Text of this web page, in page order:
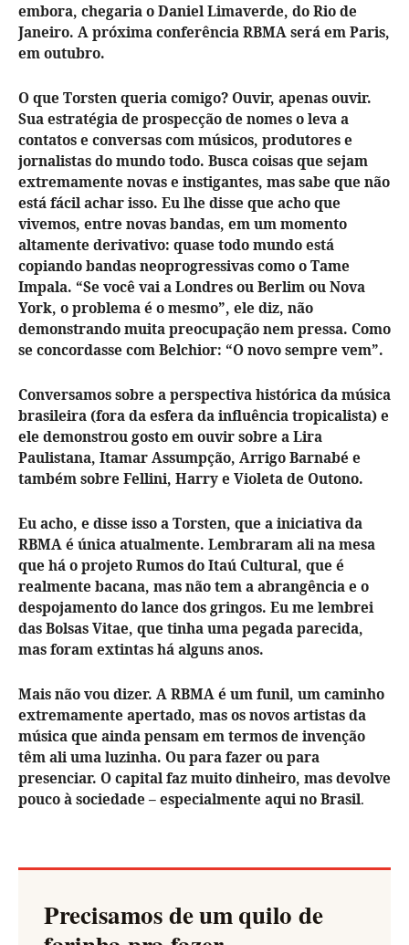
embora, chegaria o Daniel Limaverde, do Rio de
Janeiro. A próxima conferência RBMA será em Paris,
em outubro.
O que Torsten queria comigo? Ouvir, apenas ouvir.
Sua estratégia de prospecção de nomes o leva a
contatos e conversas com músicos, produtores e
jornalistas do mundo todo. Busca coisas que sejam
extremamente novas e instigantes, mas sabe que não
está fácil achar isso. Eu lhe disse que acho que
vivemos, entre novas bandas, em um momento
altamente derivativo: quase todo mundo está
copiando bandas neoprogressivas como o Tame
Impala. “Se você vai a Londres ou Berlim ou Nova
York, o problema é o mesmo”, ele diz, não
demonstrando muita preocupação nem pressa. Como
se concordasse com Belchior: “O novo sempre vem”.
Conversamos sobre a perspectiva histórica da música
brasileira (fora da esfera da influência tropicalista) e
ele demonstrou gosto em ouvir sobre a Lira
Paulistana, Itamar Assumpção, Arrigo Barnabé e
também sobre Fellini, Harry e Violeta de Outono.
Eu acho, e disse isso a Torsten, que a iniciativa da
RBMA é única atualmente. Lembraram ali na mesa
que há o projeto Rumos do Itaú Cultural, que é
realmente bacana, mas não tem a abrangência e o
despojamento do lance dos gringos. Eu me lembrei
das Bolsas Vitae, que tinha uma pegada parecida,
mas foram extintas há alguns anos.
Mais não vou dizer. A RBMA é um funil, um caminho
extremamente apertado, mas os novos artistas da
música que ainda pensam em termos de invenção
têm ali uma luzinha. Ou para fazer ou para
presenciar. O capital faz muito dinheiro, mas devolve
pouco à sociedade – especialmente aqui no Brasil.
Precisamos de um quilo de